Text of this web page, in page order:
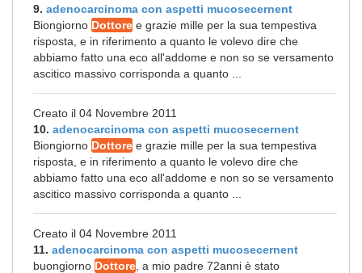
9. adenocarcinoma con aspetti mucosecernent
Biongiorno Dottore e grazie mille per la sua tempestiva
risposta, e in riferimento a quanto le volevo dire che
abbiamo fatto una eco all'addome e non so se versamento
ascitico massivo corrisponda a quanto ...
Creato il 04 Novembre 2011
10. adenocarcinoma con aspetti mucosecernent
Biongiorno Dottore e grazie mille per la sua tempestiva
risposta, e in riferimento a quanto le volevo dire che
abbiamo fatto una eco all'addome e non so se versamento
ascitico massivo corrisponda a quanto ...
Creato il 04 Novembre 2011
11. adenocarcinoma con aspetti mucosecernent
buongiorno Dottore , a mio padre 72anni è stato